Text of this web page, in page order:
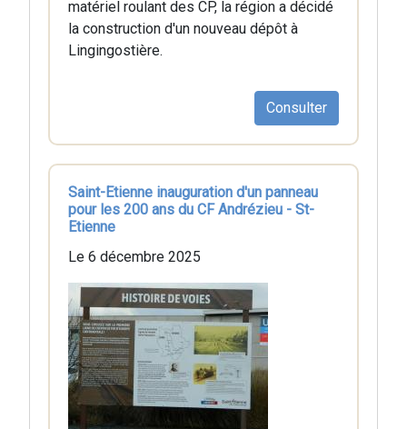
matériel roulant des CP, la région a décidé
la construction d'un nouveau dépôt à
Lingingostière.
Consulter
Saint-Etienne inauguration d'un panneau
pour les 200 ans du CF Andrézieu - St-
Etienne
Le 6 décembre 2025